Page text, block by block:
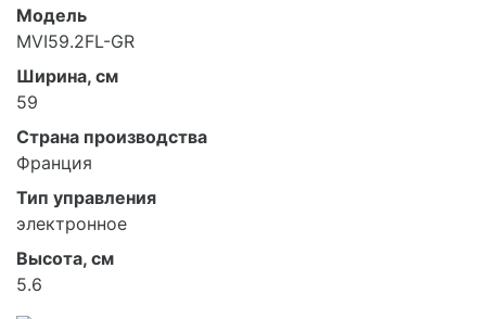
Модель
MVI59.2FL-GR
Ширина, см
59
Страна производства
Франция
Тип управления
электронное
Высота, см
5.6